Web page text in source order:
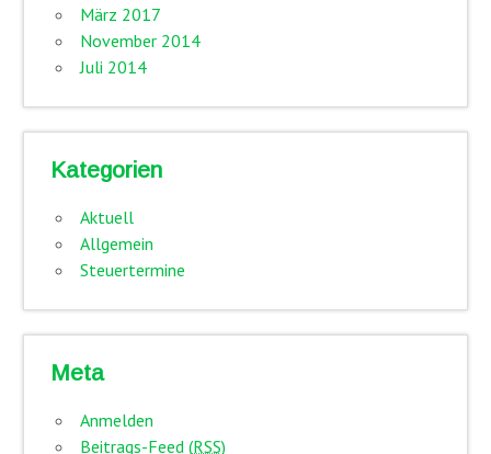
März 2017
November 2014
Juli 2014
Kategorien
Aktuell
Allgemein
Steuertermine
Meta
Anmelden
Beitrags-Feed (RSS)